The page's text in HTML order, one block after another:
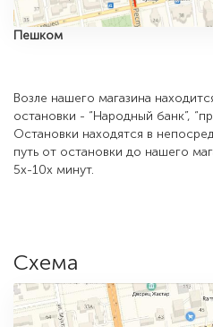
Возле нашего магазина
остановки - “Народный банк”,
Остановки находятся в
путь от остановки до нашего
5х-10х минут.
Схема